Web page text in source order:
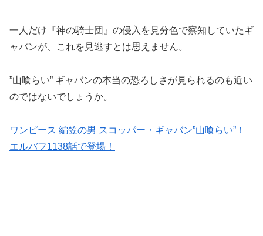
一人だけ『神の騎士団』の侵入を見分色で察知していたギ
ャバンが、これを見逃すとは思えません。
”山喰らい” ギャバンの本当の恐ろしさが見られるのも近い
のではないでしょうか。
ワンピース 編笠の男 スコッパー・ギャバン”山喰らい”！
エルバフ1138話で登場！